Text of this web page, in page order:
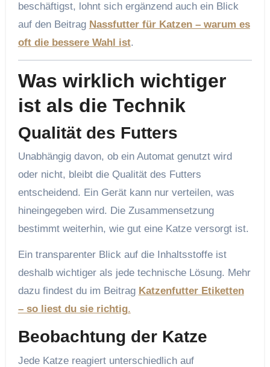
beschäftigst, lohnt sich ergänzend auch ein Blick
auf den Beitrag Nassfutter für Katzen – warum es
oft die bessere Wahl ist.
Was wirklich wichtiger
ist als die Technik
Qualität des Futters
Unabhängig davon, ob ein Automat genutzt wird
oder nicht, bleibt die Qualität des Futters
entscheidend. Ein Gerät kann nur verteilen, was
hineingegeben wird. Die Zusammensetzung
bestimmt weiterhin, wie gut eine Katze versorgt ist.
Ein transparenter Blick auf die Inhaltsstoffe ist
deshalb wichtiger als jede technische Lösung. Mehr
dazu findest du im Beitrag Katzenfutter Etiketten
– so liest du sie richtig.
Beobachtung der Katze
Jede Katze reagiert unterschiedlich auf